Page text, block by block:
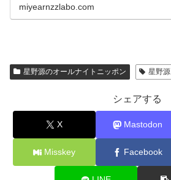
miyearnzzlabo.com
星野源のオールナイトニッポン 星野源
シェアする
X Mastodon
Misskey Facebook